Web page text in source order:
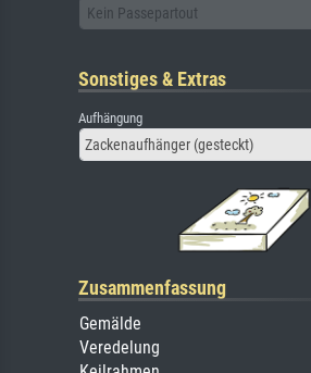
Kein Passepartout
Sonstiges & Extras
Aufhängung
Zackenaufhänger (gesteckt)
Zusammenfassung
Gemälde
Veredelung